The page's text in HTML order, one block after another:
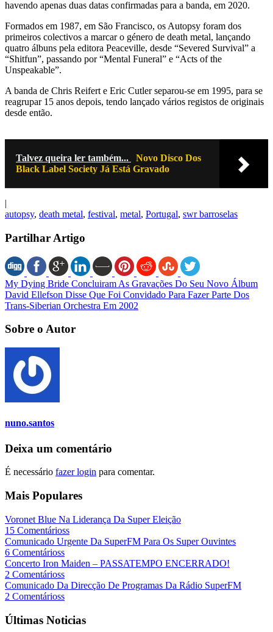
havendo apenas duas datas confirmadas para a banda, em 2020.
Formados em 1987, em São Francisco, os Autopsy foram dos
primeiros colectivos a marcar o género de death metal, lançando
quatro álbuns pela editora Peaceville, desde “Severed Survival” a
“Shitfun”, passando por “Mental Funeral” e “Acts of the
Unspeakable”.
A banda de Chris Reifert e Eric Cutler separou-se em 1995, para se
reagrupar 15 anos depois, tendo lançado vários registos de originais
desde então.
Talvez queira ler também...
Novo Disco Dos
Black Label Society Já Está Gravado
|
autopsy, death metal, festival, metal, Portugal, swr barroselas
Partilhar Artigo
My Dying Bride Concluiram As Gravações Do Seu Novo Álbum
David Ellefson Disse Que Foi Convidado Para Fazer Parte Dos
Trans-Siberian Orchestra Em 2002
Sobre o Autor
nuno.santos
Deixa um comentário
É necessário fazer login para comentar.
Mais Populares
Voronet Blue Na Liderança Da Super Eleição
15 Comentárioss
Comunicado Urgente Da SuperFM Para Os Super Ouvintes
6 Comentárioss
Concerto Iron Maiden – PASSATEMPO ENCERRADO!
2 Comentárioss
Comunicado Da Direcção De Programas Da Rádio SuperFM
2 Comentárioss
Últimas Noticias